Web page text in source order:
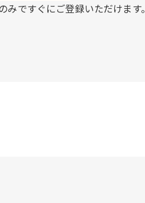
みですぐにご登録いただけます。